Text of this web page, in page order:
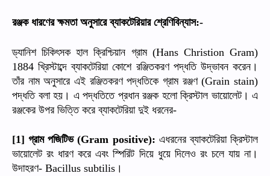
রঞ্জক ধারণের ক্ষমতা অনুসারে ব্যাকটেরিয়ার শ্রেণিবিন্যাস:-
ড্যানিশ চিকিৎসক হাল ক্রিশ্চিয়ান গ্রাম(Hans Christion Gram)
1884খ্রিস্টাব্দে ব্যাকটেরিয়া কোশে রঞ্জিতকরণ পদ্ধতি উদ্ভাবন করেন।
তাঁর নাম অনুসারে এই রঞ্জিতকরণ পদ্ধতিকে গ্রাম রঞ্জণ(Grain stain)
পদ্ধতি বলা হয়। এ পদ্ধতিতে প্রধান রঞ্জক হলো ক্রিস্টাল ভায়োলেট। এ
রঞ্জকের উপর ভিত্তি করে ব্যাকটেরিয়া দুই ধরনের-
[1]গ্রাম পজিটিভ(Gram positive): এধরনের ব্যাকটেরিয়া ক্রিস্টাল
ভায়োলেট রং ধারণ করে এবং স্পিরিট দিয়ে ধুয়ে দিলেও রং চলে যায় না।
উদাহরণ- Bacillus subtilis ।